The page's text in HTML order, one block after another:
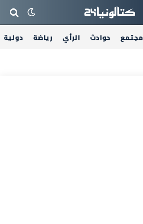
مجتمع حوادث الرأي رياضة دولية